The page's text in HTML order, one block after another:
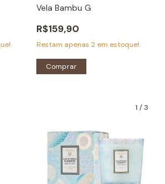
Vela Bambu G
R$159,90
Restam apenas 2 em estoque!
Comprar
1 /3